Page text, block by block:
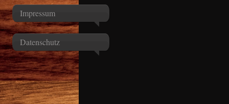
Impressum
Datenschutz